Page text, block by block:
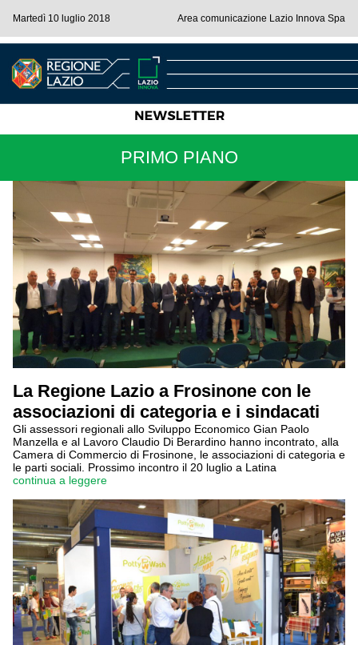
Martedì 10 luglio 2018 Area comunicazione Lazio Innova Spa
PRIMO PIANO
La Regione Lazio a Frosinone con le
associazioni di categoria e i sindacati
Gli assessori regionali allo Sviluppo Economico Gian Paolo
Manzella e al Lavoro Claudio Di Berardino hanno incontrato, alla
Camera di Commercio di Frosinone, le associazioni di categoria e
le parti sociali. Prossimo incontro il 20 luglio a Latina
continua a leggere